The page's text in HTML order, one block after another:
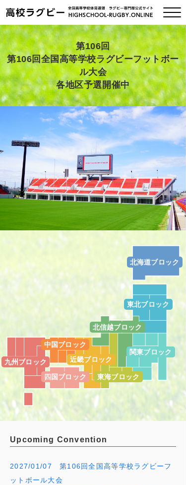
ご挨拶
大会情報
全国チーム紹介
チームグッズ
プライバシーポリシー
関連リンク
第106回
第106回全国高等学校ラグビーフットボー
ル大会
各地区予選開催中
北海道ブロック
東北ブロック
関東ブロック
北信越ブロック
東海ブロック
近畿ブロック
中国ブロック
四国ブロック
九州ブロック
Upcoming Convention
2027/01/07 第106回全国高等学校ラグビーフ
ットボール大会